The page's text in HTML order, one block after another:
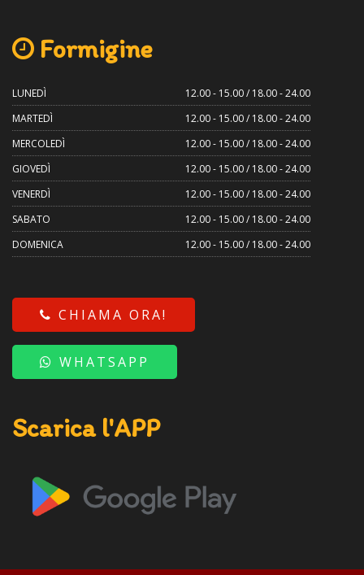
Formigine
LUNEDÌ
12.00 - 15.00 / 18.00 - 24.00
MARTEDÌ
12.00 - 15.00 / 18.00 - 24.00
MERCOLEDÌ
12.00 - 15.00 / 18.00 - 24.00
GIOVEDÌ
12.00 - 15.00 / 18.00 - 24.00
VENERDÌ
12.00 - 15.00 / 18.00 - 24.00
SABATO
12.00 - 15.00 / 18.00 - 24.00
DOMENICA
12.00 - 15.00 / 18.00 - 24.00
CHIAMA ORA!
WHATSAPP
Scarica l'APP